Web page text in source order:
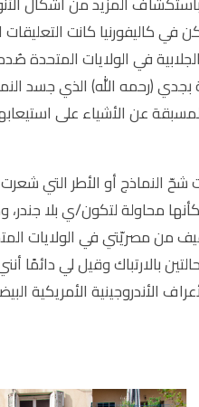
في كاليفورنيا كانت
في الولايات المتحدة
بجدي (رحمه الله) الذي جسد
عن الأشياء على
أو الأطر التي شعرت
محاولة لتكون/ي بلا جندر،
من مصريّتي في الولايات
بالارتباك وقيل لي دائمًا
الأندروجينية الأمريكية